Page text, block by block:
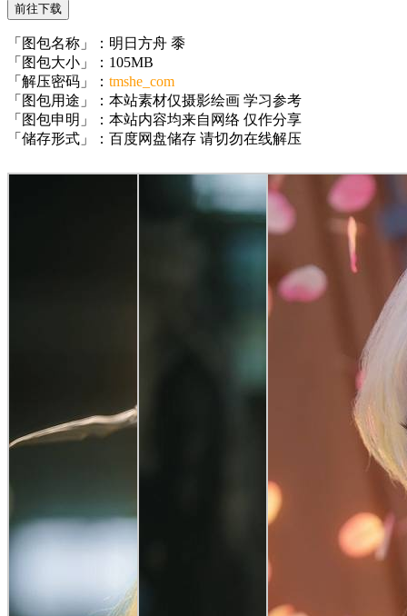
前往下载
「图包名称」：明日方舟 黍
「图包大小」：105MB
「解压密码」： tmshe_com
「图包用途」：本站素材仅摄影绘画 学习参考
「图包申明」：本站内容均来自网络 仅作分享
「储存形式」：百度网盘储存 请切勿在线解压